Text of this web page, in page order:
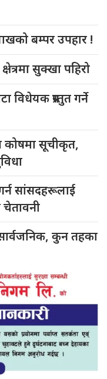
बम्पर उपहार !
सुक्खा पहिरो
विधेयक प्रस्तुत गर्ने
कोषमा सूचीकृत,
सांसदहरूलाई
चेतावनी
कुन तहका